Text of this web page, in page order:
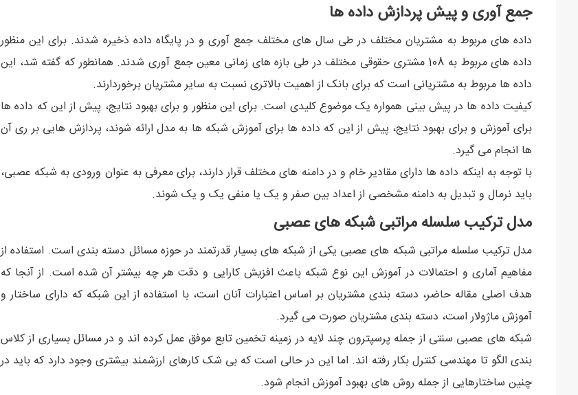
جمع آوری و پیش پردازش داده ها
داده های مربوط به مشتریان مختلف در طی سال های مختلف جمع آوری و در پایگاه داده ذخیره شدند. برای این منظور
داده های مربوط به 108 مشتری حقوقی مختلف در طی بازه های زمانی معین جمع آوری شدند. همانطور که گفته شد، این
داده ها مربوط به مشتریانی است که برای بانک از اهمیت بالاتری نسبت به سایر مشتریان برخوردارند.
کیفیت داده ها در پیش بینی همواره یک موضوع کلیدی است. برای این منظور و برای بهبود نتایج، پیش از این که داده ها
برای آموزش و برای بهبود نتایج، پیش از این که داده ها برای آموزش شبکه ها به مدل ارائه شوند، پردازش هایی بر ری آن
ها انجام می گیرد.
با توجه به اینکه داده ها دارای مقادیر خام و در دامنه های مختلف قرار دارند، برای معرفی به عنوان ورودی به شبکه عصبی،
باید نرمال و تبدیل به دامنه مشخصی از اعداد بین صفر و یک یا منفی یک و یک شوند.
مدل ترکیب سلسله مراتبی شبکه های عصبی
مدل ترکیب سلسله مراتبی شبکه های عصبی یکی از شبکه های بسیار قدرتمند در حوزه مسائل دسته بندی است. استفاده از
مفاهیم آماری و احتمالات در آموزش این نوع شبکه باعث افزیش کارایی و دقت هر چه بیشتر آن شده است. از آنجا که
هدف اصلی مقاله حاضر، دسته بندی مشتریان بر اساس اعتبارات آنان است، با استفاده از این شبکه که دارای ساختار و
آموزش ماژولار است، دسته بندی مشتریان صورت می گیرد.
شبکه های عصبی سنتی از جمله پرسپترون چند لایه در زمینه تخمین تابع موفق عمل کرده اند و در مسائل بسیاری از کلاس
بندی الگو تا مهندسی کنترل بکار رفته اند. اما این در حالی است که بی شک کارهای ارزشمند بیشتری وجود دارد که باید در
چنین ساختارهایی از جمله روش های بهبود آموزش انجام شود.